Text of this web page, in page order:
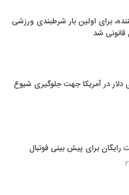
برای اولین بار شرطبندی ورزشی
شد
دلار در آمریکا جهت جلوگیری شیوع
برای پیش بینی فوتبال